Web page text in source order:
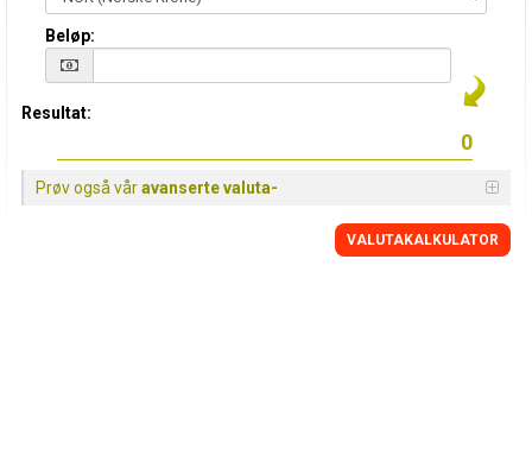
Beløp:
Resultat:
Prøv også våravanserte valuta-
VALUTAKALKULATOR